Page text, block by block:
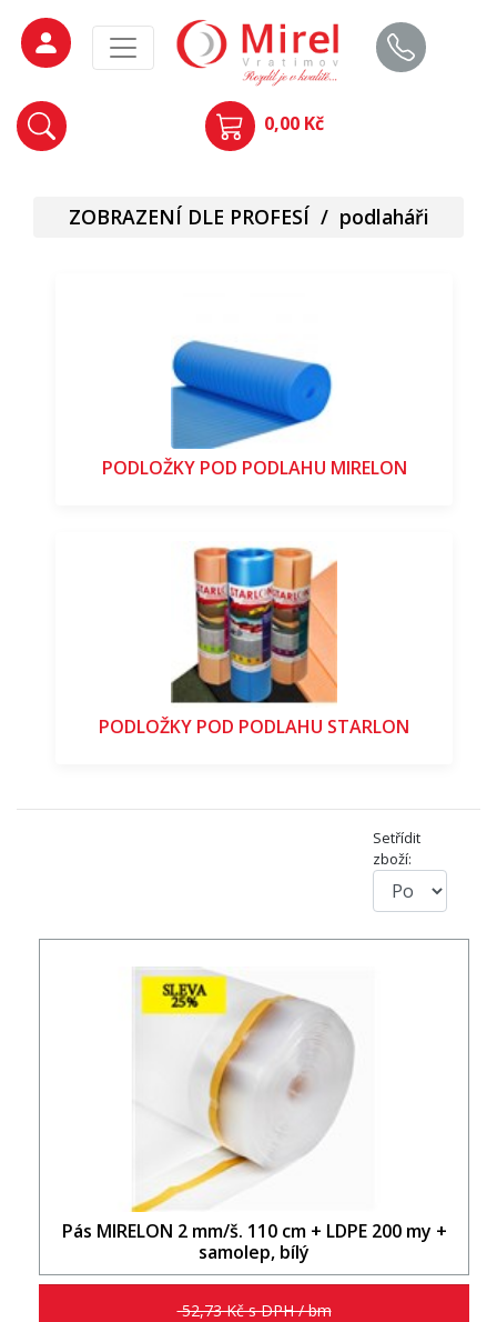
0,00 Kč
ZOBRAZENÍ DLE PROFESÍ/ podlaháři
PODLOŽKY POD PODLAHU MIRELON
PODLOŽKY POD PODLAHU STARLON
Setřídit
zboží:
Pás MIRELON 2 mm/š. 110 cm + LDPE 200 my +
samolep, bílý
52,73 Kč s DPH / bm